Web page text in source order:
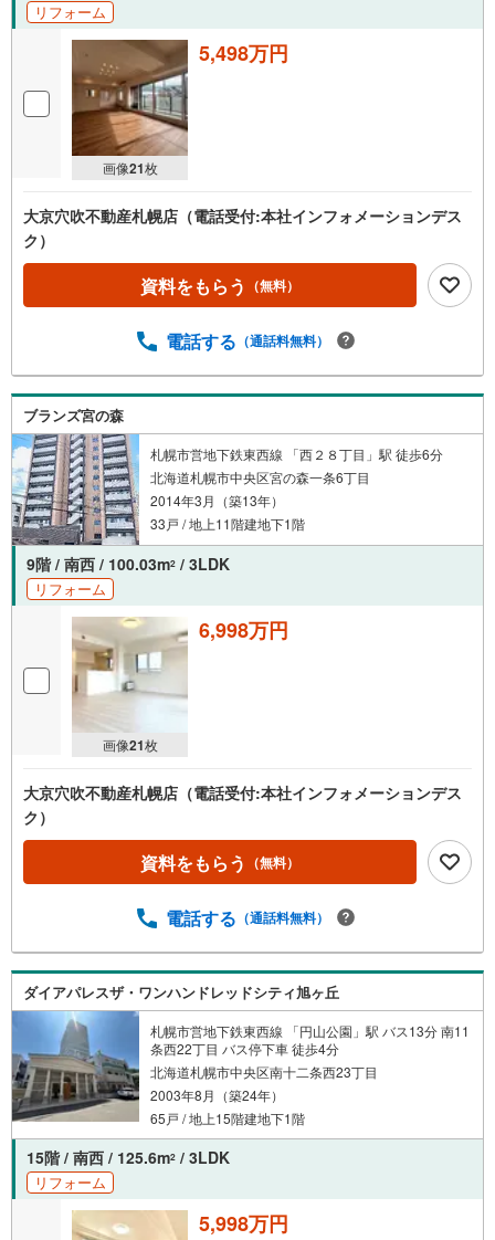
け
・
条
イ
ペ
ー
す
る
リフォーム
画像21枚
5,498万円
大京穴吹不動産札幌店（電話受付:本社インフォメーションデス
ク）
資料をもらう （無料）
電話する （通話料無料）
ブランズ宮の森
札幌市営地下鉄東西線 「西２８丁目」駅 徒歩6分
北海道札幌市中央区宮の森一条6丁目
2014年3月（築13年）
33戸 / 地上11階建地下1階
9階 / 南西 / 100.03m2 / 3LDK
リフォーム
画像21枚
6,998万円
大京穴吹不動産札幌店（電話受付:本社インフォメーションデス
ク）
資料をもらう （無料）
電話する （通話料無料）
ダイアパレスザ・ワンハンドレッドシティ旭ヶ丘
札幌市営地下鉄東西線 「円山公園」駅 バス13分 南11
条西22丁目 バス停下車 徒歩4分
北海道札幌市中央区南十二条西23丁目
2003年8月（築24年）
65戸 / 地上15階建地下1階
15階 / 南西 / 125.6m2 / 3LDK
リフォーム
5,998万円